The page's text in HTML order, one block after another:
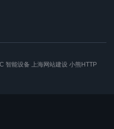
智能设备 上海网站建设 小熊HTTP